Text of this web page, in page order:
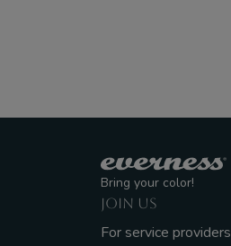
Bring your color!
JOIN US
For service providers